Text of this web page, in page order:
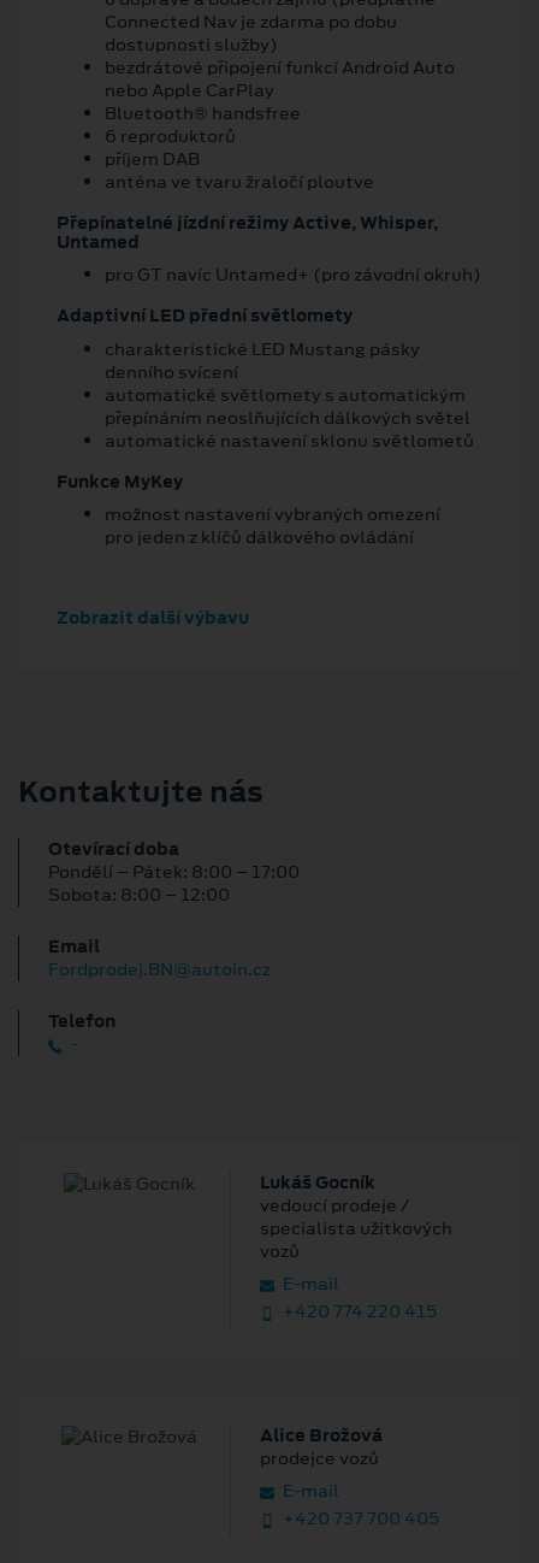
Connected Nav je zdarma po dobu
dostupnosti služby)
bezdrátové připojení funkcí Android Auto
nebo Apple CarPlay
Bluetooth® handsfree
6 reproduktorů
příjem DAB
anténa ve tvaru žraločí ploutve
Přepínatelné jízdní režimy Active, Whisper,
Untamed
pro GT navíc Untamed+ (pro závodní okruh)
Adaptivní LED přední světlomety
charakteristické LED Mustang pásky
denního svícení
automatické světlomety s automatickým
přepínáním neoslňujících dálkových světel
automatické nastavení sklonu světlometů
Funkce MyKey
možnost nastavení vybraných omezení
pro jeden z klíčů dálkového ovládání
Zobrazit další výbavu
Kontaktujte nás
Otevírací doba
Pondělí – Pátek: 8:00 – 17:00
Sobota: 8:00 – 12:00
Email
Fordprodej.BN@autoin.cz
Telefon
-
Lukáš Gocník
vedoucí prodeje /
specialista užitkových
vozů
E‑mail
+420 774 220 415
Alice Brožová
prodejce vozů
E‑mail
+420 737 700 405